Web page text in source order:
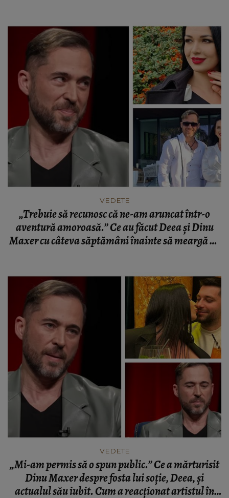
VEDETE
„Trebuie să recunosc că ne-am aruncat într-o
aventură amoroasă.” Ce au făcut Deea și Dinu
Maxer cu câteva săptămâni înainte să meargă pe
VEDETE
„Mi-am permis să o spun public.” Ce a mărturisit
Dinu Maxer despre fosta lui soție, Deea, și
actualul său iubit. Cum a reacționat artistul în